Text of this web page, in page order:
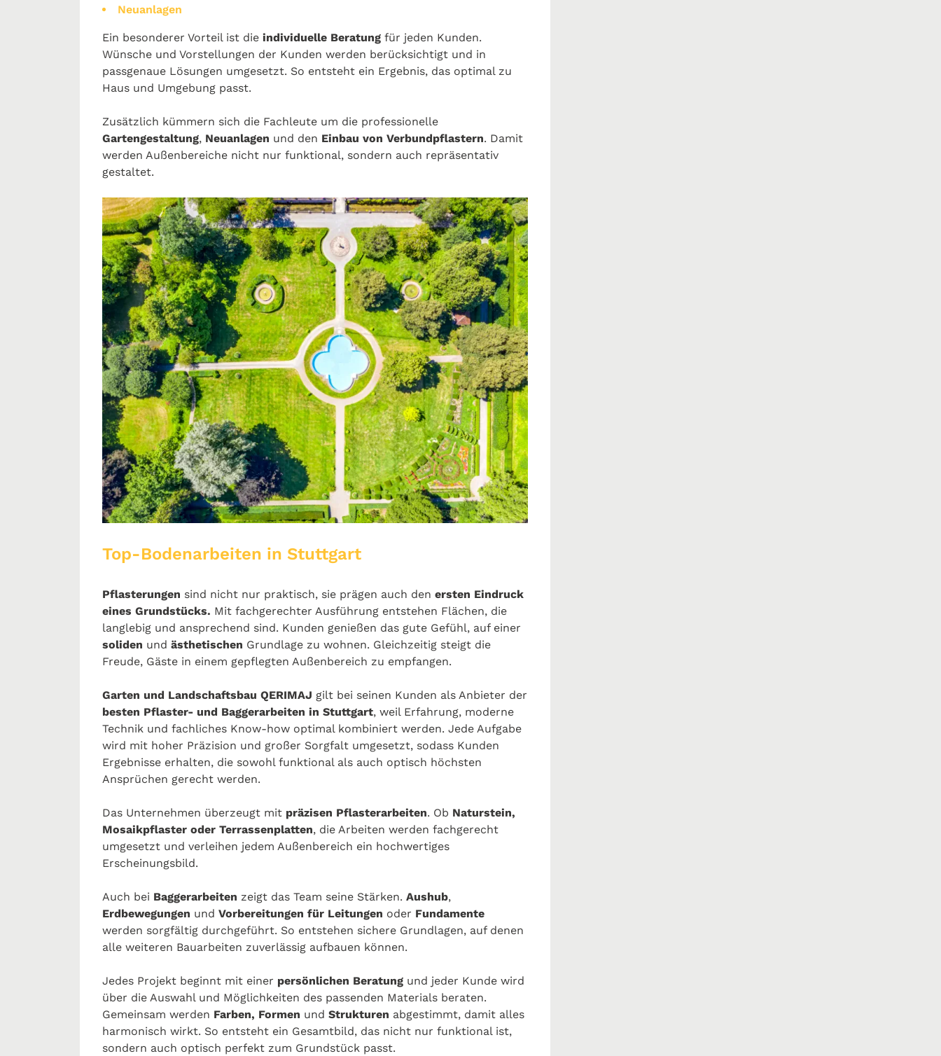
Neuanlagen
Ein besonderer Vorteil ist die individuelle Beratung für jeden Kunden.
Wünsche und Vorstellungen der Kunden werden berücksichtigt und in
passgenaue Lösungen umgesetzt. So entsteht ein Ergebnis, das optimal zu
Haus und Umgebung passt.
Zusätzlich kümmern sich die Fachleute um die professionelle
Gartengestaltung, Neuanlagen und den Einbau von Verbundpflastern. Damit
werden Außenbereiche nicht nur funktional, sondern auch repräsentativ
gestaltet.
Top-Bodenarbeiten in Stuttgart
Pflasterungen sind nicht nur praktisch, sie prägen auch den ersten Eindruck
eines Grundstücks. Mit fachgerechter Ausführung entstehen Flächen, die
langlebig und ansprechend sind. Kunden genießen das gute Gefühl, auf einer
soliden und ästhetischen Grundlage zu wohnen. Gleichzeitig steigt die
Freude, Gäste in einem gepflegten Außenbereich zu empfangen.
Garten und Landschaftsbau QERIMAJ gilt bei seinen Kunden als Anbieter der
besten Pflaster- und Baggerarbeiten in Stuttgart, weil Erfahrung, moderne
Technik und fachliches Know-how optimal kombiniert werden. Jede Aufgabe
wird mit hoher Präzision und großer Sorgfalt umgesetzt, sodass Kunden
Ergebnisse erhalten, die sowohl funktional als auch optisch höchsten
Ansprüchen gerecht werden.
Das Unternehmen überzeugt mit präzisen Pflasterarbeiten. Ob Naturstein,
Mosaikpflaster oder Terrassenplatten, die Arbeiten werden fachgerecht
umgesetzt und verleihen jedem Außenbereich ein hochwertiges
Erscheinungsbild.
Auch bei Baggerarbeiten zeigt das Team seine Stärken. Aushub,
Erdbewegungen und Vorbereitungen für Leitungen oder Fundamente
werden sorgfältig durchgeführt. So entstehen sichere Grundlagen, auf denen
alle weiteren Bauarbeiten zuverlässig aufbauen können.
Jedes Projekt beginnt mit einer persönlichen Beratung und jeder Kunde wird
über die Auswahl und Möglichkeiten des passenden Materials beraten.
Gemeinsam werden Farben, Formen und Strukturen abgestimmt, damit alles
harmonisch wirkt. So entsteht ein Gesamtbild, das nicht nur funktional ist,
sondern auch optisch perfekt zum Grundstück passt.